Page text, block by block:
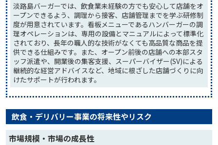
淡路島バーガーでは、飲食業未経験の方でも安心して店舗をオ
ープンできるよう、調理から接客、店舗管理までを学ぶ研修制
度が用意されています。看板メニューであるハンバーガーの調
理オペレーションは、専用の設備とマニュアルによって標準化
されており、長年の職人的な技術がなくても高品質な商品を提
供できる仕組みです。また、オープン前後の店舗への本部スタ
ッフ派遣や、開業後の集客支援、スーパーバイザー(SV)による
継続的な経営アドバイスなど、地域に根ざした店舗づくりに向
けたサポートが行われます。
飲食・デリバリー事業の将来性やリスク
市場規模・市場の成長性